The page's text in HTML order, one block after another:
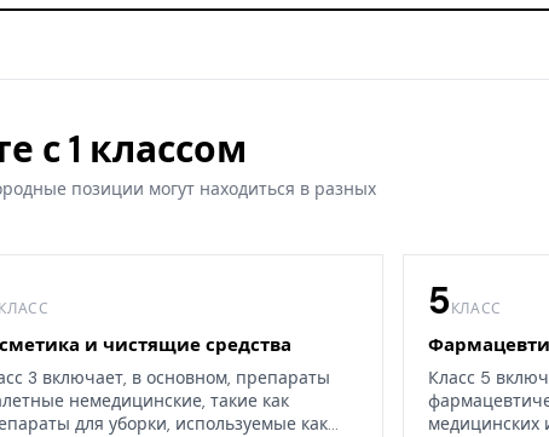
с 1 классом
позиции могут находиться в разных
КЛАСС
и чистящие средства
3 включает, в основном, препараты
немедицинские, такие как
для уборки, используемые как
5КЛАСС
Класс 5
медицинских